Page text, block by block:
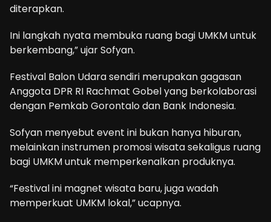
diterapkan.
Ini langkah nyata membuka ruang bagi UMKM untuk
berkembang,” ujar Sofyan.
Festival Balon Udara sendiri merupakan gagasan
Anggota DPR RI Rachmat Gobel yang berkolaborasi
dengan Pemkab Gorontalo dan Bank Indonesia.
Sofyan menyebut event ini bukan hanya hiburan,
melainkan instrumen promosi wisata sekaligus ruang
bagi UMKM untuk memperkenalkan produknya.
“Festival ini magnet wisata baru, juga wadah
memperkuat UMKM lokal,” ucapnya.